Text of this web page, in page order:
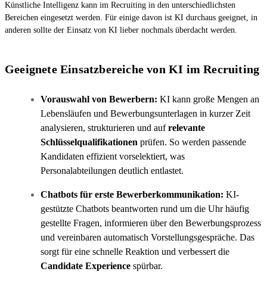
Künstliche Intelligenz kann im Recruiting in den unterschiedlichsten
Bereichen eingesetzt werden. Für einige davon ist KI durchaus geeignet, in
anderen sollte der Einsatz von KI lieber nochmals überdacht werden.
Geeignete Einsatzbereiche von KI im Recruiting
Vorauswahl von Bewerbern: KI kann große Mengen an
Lebensläufen und Bewerbungsunterlagen in kurzer Zeit
analysieren, strukturieren und aufrelevante
Schlüsselqualifikationen prüfen. So werden passende
Kandidaten effizient vorselektiert, was
Personalabteilungen deutlich entlastet.
Chatbots für erste Bewerberkommunikation: KI-
gestützte Chatbots beantworten rund um die Uhr häufig
gestellte Fragen, informieren über den Bewerbungsprozess
und vereinbaren automatisch Vorstellungsgespräche. Das
sorgt für eine schnelle Reaktion und verbessert die
Candidate Experience spürbar.